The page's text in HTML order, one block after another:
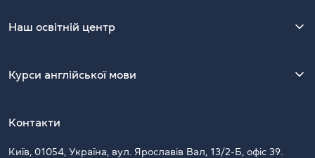
Наш освітній центр
Курси англійської мови
Контакти
Київ, 01054, Україна, вул. Ярославів Вал, 13/2-Б, офіс 39.